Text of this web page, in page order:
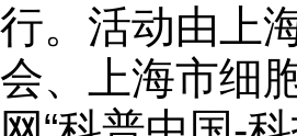
行。活动由上
会、上海市细